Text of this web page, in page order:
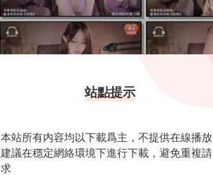
站點提示
本站所有内容均以下載爲主，不提供在線播放
建議在穩定網絡環境下進行下載，避免重複請
求